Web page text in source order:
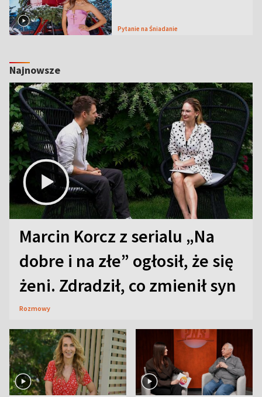
Pytanie na Śniadanie
Najnowsze
Marcin Korcz z serialu „Na
dobre i na złe” ogłosił, że się
żeni. Zdradził, co zmienił syn
Rozmowy